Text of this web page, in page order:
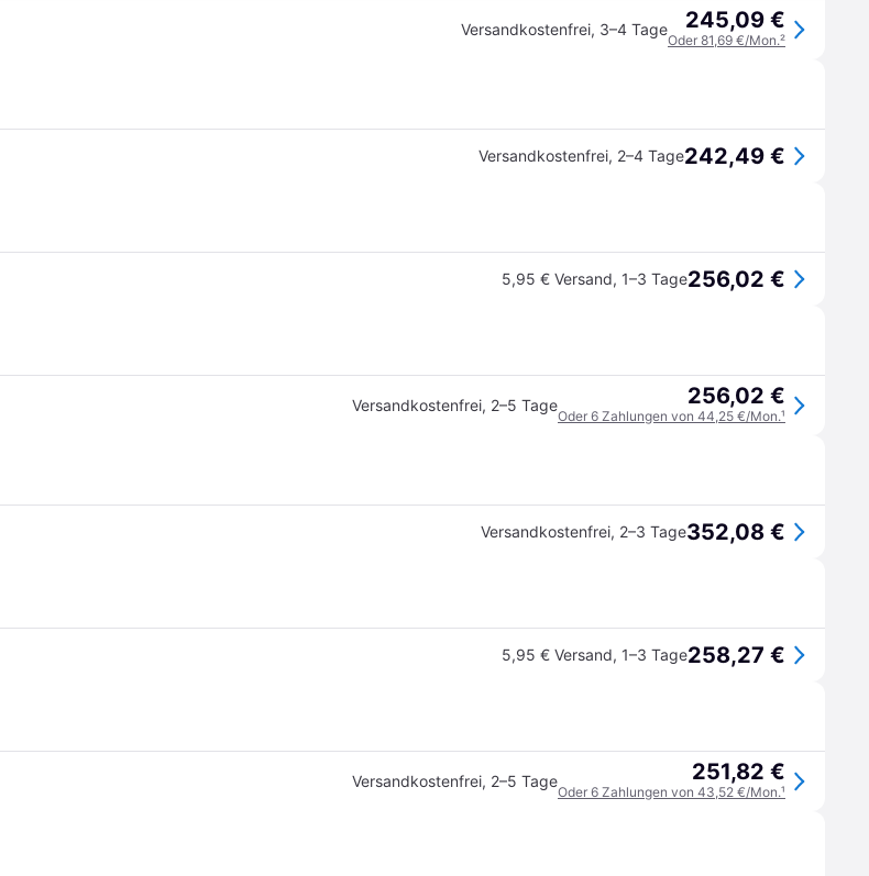
Versandkostenfrei, 3–4 Tage 245,09 €
Oder 81,69 €/Mon.²
Versandkostenfrei, 2–4 Tage242,49 €
5,95 € Versand, 1–3 Tage256,02 €
Versandkostenfrei, 2–5 Tage 256,02 €
Oder 6 Zahlungen von 44,25 €/Mon.¹
Versandkostenfrei, 2–3 Tage352,08 €
5,95 € Versand, 1–3 Tage258,27 €
Versandkostenfrei, 2–5 Tage 251,82 €
Oder 6 Zahlungen von 43,52 €/Mon.¹